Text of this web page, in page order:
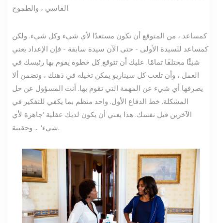
القاسي ، والطموح.
كمساعد ، من المتوقع أن تكون مستعدًا لأي شيء وكل شيء. ولكن
كمساعد للسيدة الأولى - حتى الآن سيدة سابقة - فإن الإعداد يعني
شيئًا مختلفًا تمامًا. عليك أن تتوقع كل خطوة يقوم بها رئيسك في
العمل ، وأن تلعب كل سيناريو يمكن تخيله في ذهنك ، وتضمن ألا
يصرفها أي شيء عن المهمة التي تقوم بها. أنت المسؤول عن حل
المشكلة. خط الدفاع الأول. واحد منظم بما يكفي للتفكير في
الآخرين قبل نفسك. هذا يعني أن يكون لديك عقلية 'جاهزة لأي
شيء' ... وحقيبة.